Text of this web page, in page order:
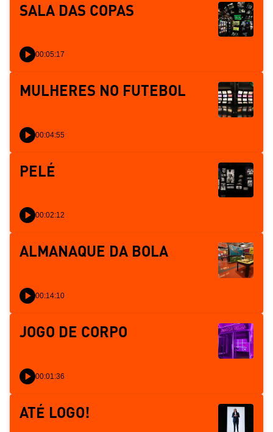
SALA DAS COPAS
00:05:17
MULHERES NO FUTEBOL
00:04:55
PELÉ
00:02:12
ALMANAQUE DA BOLA
00:14:10
JOGO DE CORPO
00:01:36
ATÉ LOGO!